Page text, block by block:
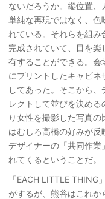
ないだろうか。縦位置
単純な再現ではなく、色
れている。それらを組
完成されていて、目を
有することができる。会
にプリントしたキャビ
してあった。そこから
レクトして並びを決め
り女性を撮影した写真
はむしろ高橋の好みが反
デザイナーの「共同作業
れてくるということだ。
「EACH LITTLE
がするが、熊谷はこれ